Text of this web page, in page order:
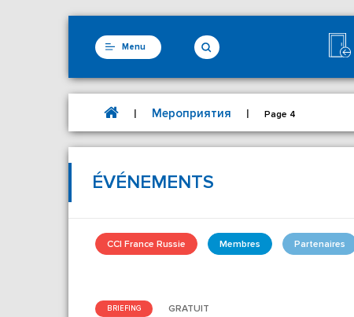
Menu
| Мероприятия | Page 4
ÉVÉNEMENTS
CCI France Russie Membres Partenaires
BRIEFING GRATUIT